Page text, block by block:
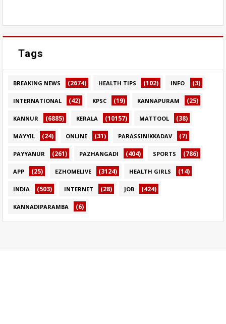
Tags
BREAKING NEWS (2674) HEALTH TIPS (102) INFO (3)
INTERNATIONAL (42) KPSC (19) KANNAPURAM (25)
KANNUR (6885) KERALA (10157) MATTOOL (38)
MAYYIL (24) ONLINE (31) PARASSINIKKADAV (7)
PAYYANUR (261) PAZHANGADI (404) SPORTS (786)
APP (25) EZHOMELIVE (3124) HEALTH GIRLS (14)
INDIA (503) INTERNET (28) JOB (424)
KANNADIPARAMBA (6)